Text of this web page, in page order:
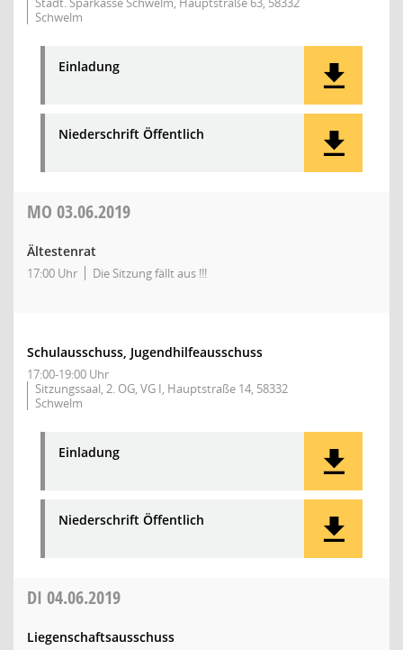
Schwelm
Einladung
Niederschrift Öffentlich
MO 03.06.2019
Ältestenrat
17:00 Uhr Die Sitzung fällt aus !!!
Schulausschuss, Jugendhilfeausschuss
17:00-19:00 Uhr
Sitzungssaal, 2. OG, VG I, Hauptstraße 14, 58332
Schwelm
Einladung
Niederschrift Öffentlich
DI 04.06.2019
Liegenschaftsausschuss